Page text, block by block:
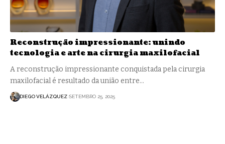
Reconstrução impressionante: unindo
tecnologia e arte na cirurgia maxilofacial
A reconstrução impressionante conquistada pela cirurgia
maxilofacial é resultado da união entre…
DIEGO VELÁZQUEZ SETEMBRO 25, 2025